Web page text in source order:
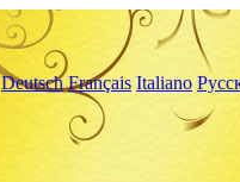
Deutsch Français Italiano